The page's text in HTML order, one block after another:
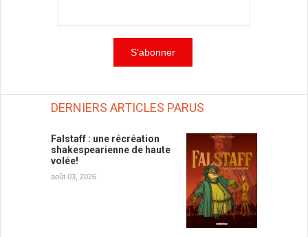
DERNIERS ARTICLES PARUS
Falstaff : une récréation
shakespearienne de haute
volée!
août 03, 2026